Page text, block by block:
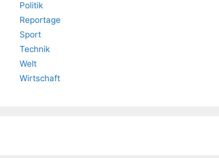
Politik
Reportage
Sport
Technik
Welt
Wirtschaft